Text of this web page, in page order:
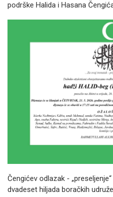
podrške Halida i Hasana
Čengićev odlazak -
dvadeset hiljada boračkih